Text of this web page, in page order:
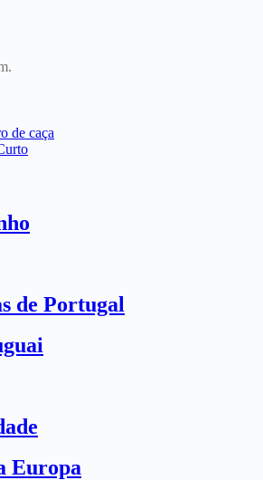
de caça
de Portugal
Europa